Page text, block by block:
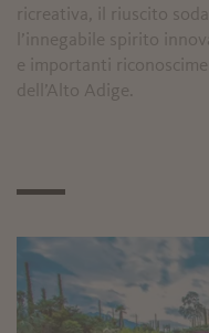
ricreativa, il riuscito
l’innegabile spirito
e importanti
dell’Alto Adige.